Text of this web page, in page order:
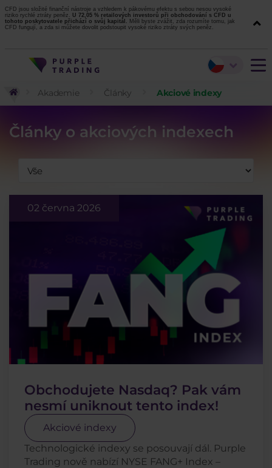
CFD jsou složité finanční nástroje a vzhledem k pákovému efektu s sebou nesou vysoké
riziko rychlé ztráty peněz. U 72,05 % retailových investorů při obchodování s CFD u
tohoto poskytovatele přichází o svůj kapitál. Měli byste zvážit, zda rozumíte tomu, jak
CFD fungují, a zda si můžete dovolit podstoupit vysoké riziko ztráty svých peněz.
Akademie Články Akciové indexy
Články o akciových indexech
02 června 2026
Obchodujete Nasdaq? Pak vám
nesmí uniknout tento index!
Akciové indexy
Technologické indexy se posouvají dál. Purple
Trading nově nabízí NYSE FANG+ Index –